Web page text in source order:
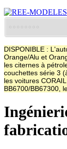
DISPONIBLE :
Orange/Alu et
les citernes à
couchettes série 3
les voitures
BB6700/BB67300,